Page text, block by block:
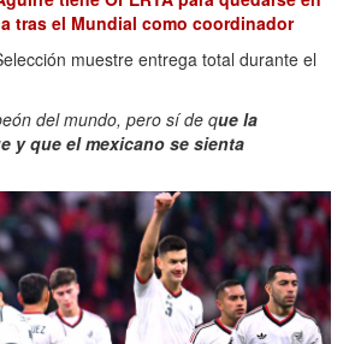
tras el Mundial como coordinador
muestre entrega total durante el
del mundo, pero sí de que la
y que el mexicano se sienta